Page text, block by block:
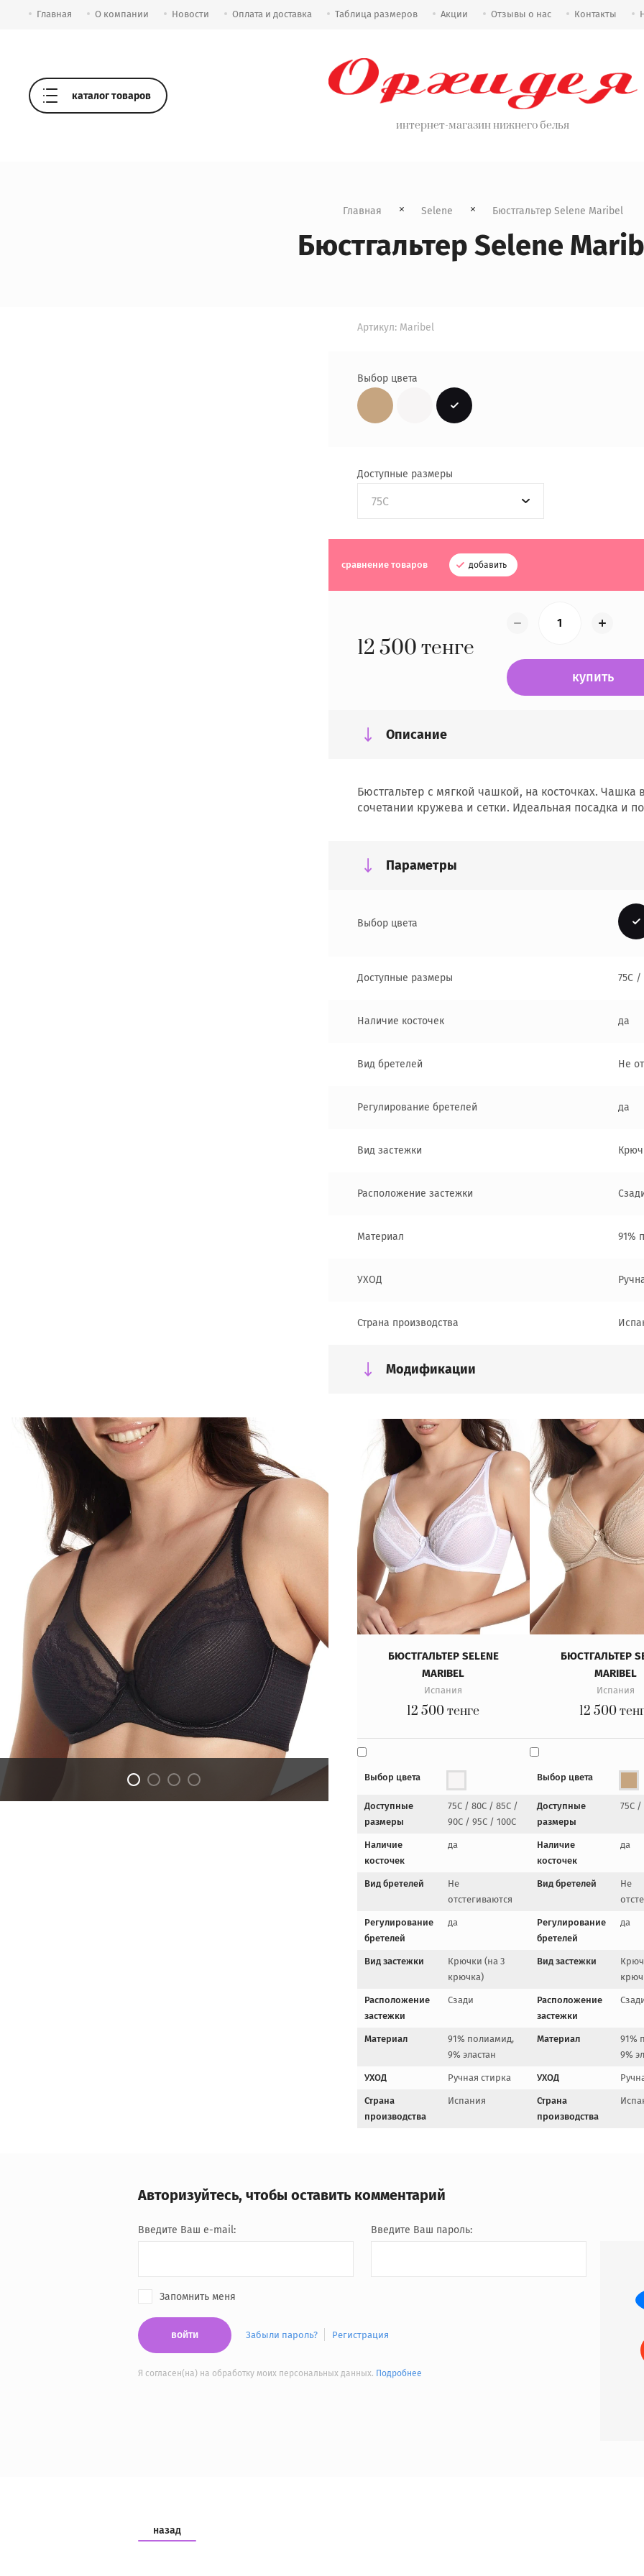
Главная О компании Новости Оплата и доставка Таблица размеров Акции Отзывы о нас Контакты
каталог товаров
интернет-магазин нижнего белья
Главная Selene
  Бюстгальтер Selene Maribel
Бюстгальтер Selene
Артикул:Maribel
Выбор цвета
Доступные размеры
75C
сравнение товаров добавить
12 500 тенге
купить
Описание
Бюстгальтер с мягкой чашкой, на косточках.
сочетании кружева и сетки. Идеальная посадка и
Параметры
Выбор цвета
Доступные размеры 75C
Наличие косточек да
Вид бретелей Не
Регулирование бретелей да
Вид застежки
Расположение застежки
Материал 91%
УХОД
Страна производства
Модификации
БЮСТГАЛЬТЕР SELENE
MARIBEL
Испания
12 500 тенге
Выбор цвета
Доступные
размеры
75C / 80C / 85C /
90C / 95C / 100C
Наличие
косточек
да
Вид бретелей
Не
отстегиваются
Регулирование
бретелей
да
Вид застежки
Крючки (на 3
крючка)
Расположение
застежки
Сзади
Материал
91% полиамид,
9% эластан
УХОД Ручная стирка
Страна
производства
Испания
БЮСТГАЛЬТЕР
MARIBEL
Испания
12 500
Выбор цвета
Доступные
размеры
75C /
Наличие
косточек
да
Вид бретелей
Не
Регулирование
бретелей
да
Вид застежки
Расположение
застежки
Материал
91%
9%
УХОД
Страна
производства
Авторизуйтесь, чтобы оставить комментарий
Введите Ваш e-mail: Введите Ваш пароль:
Запомнить меня
войти Забыли пароль? Регистрация
Я согласен(на) на обработку моих персональных данных. Подробнее
назад